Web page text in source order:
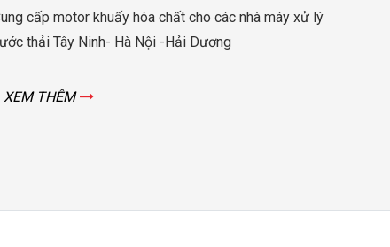
cấp motor khuấy hóa chất cho các nhà máy xử lý
thải Tây Ninh- Hà Nội -Hải Dương
XEM THÊM